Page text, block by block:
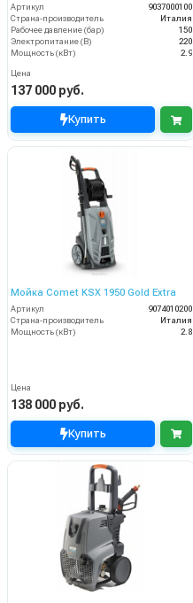
Артикул
9037000100
Страна-производитель
Италия
Рабочее давление (бар)
150
Электропитание (В)
220
Мощность (кВт)
2.9
Цена
137 000 руб.
Купить
Мойка Comet KSX 1950 Gold Extra
Артикул
9074010200
Страна-производитель
Италия
Мощность (кВт)
2.8
Цена
138 000 руб.
Купить